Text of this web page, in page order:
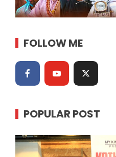
FOLLOW ME
POPULAR POST